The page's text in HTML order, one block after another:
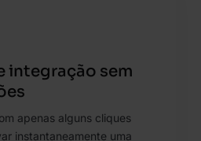
integração sem
apenas alguns cliques
instantaneamente uma